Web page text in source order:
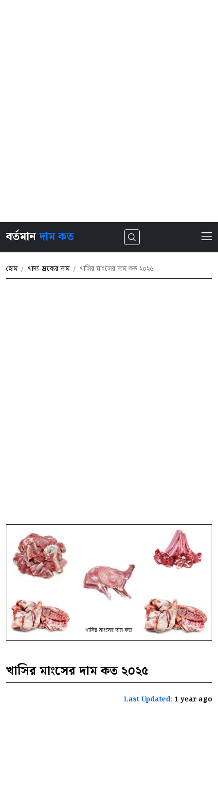
বর্তমানদাম কত
হোম খাদ্য-দ্রব্যের দাম খাসির মাংসের দাম কত ২০২৫
খাসির মাংসের দাম কত ২০২৫
Last Updated: 1 year ago